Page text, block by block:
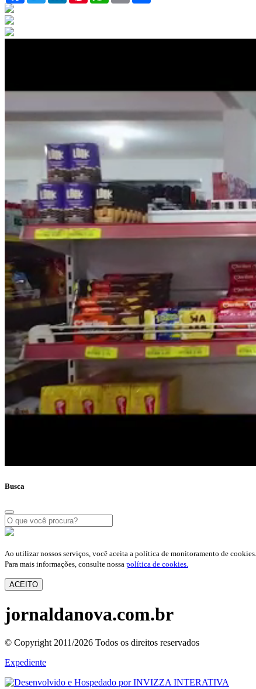
Busca
Ao utilizar nossos serviços, você aceita a política de monitoramento de cookies.
Para mais informações, consulte nossa política de cookies.
ACEITO
jornaldanova.com.br
© Copyright 2011/2026 Todos os direitos reservados
Expediente